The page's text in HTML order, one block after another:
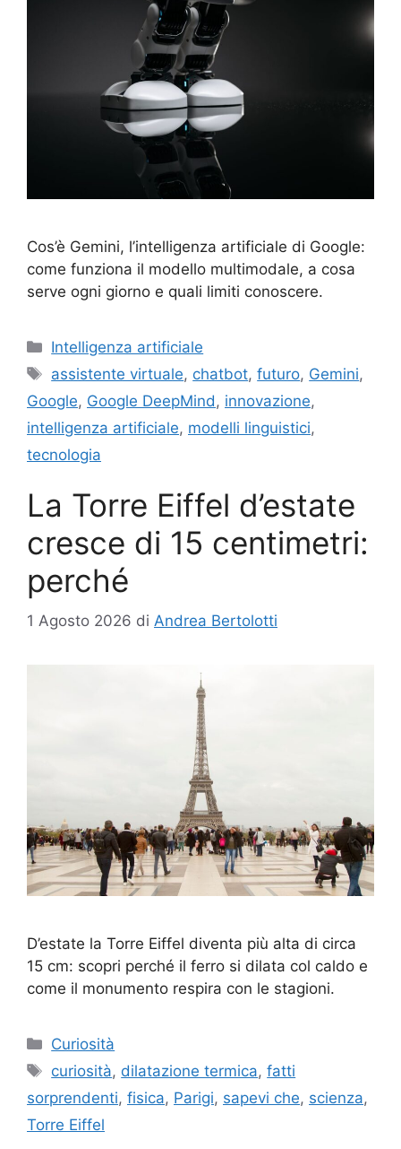
Cos’è Gemini, l’intelligenza artificiale di Google:
come funziona il modello multimodale, a cosa
serve ogni giorno e quali limiti conoscere.
Categorie
Intelligenza artificiale
Tag
assistente virtuale, chatbot,futuro, Gemini,
Google, Google DeepMind, innovazione,
intelligenza artificiale, modelli linguistici,
tecnologia
La Torre Eiffel d’estate
cresce di 15 centimetri:
perché
1 Agosto 2026 di Andrea Bertolotti
D’estate la Torre Eiffel diventa più alta di circa
15 cm: scopri perché il ferro si dilata col caldo e
come il monumento respira con le stagioni.
Categorie
Curiosità
Tag
curiosità, dilatazione termica,fatti
sorprendenti, fisica, Parigi, sapevi che, scienza,
Torre Eiffel